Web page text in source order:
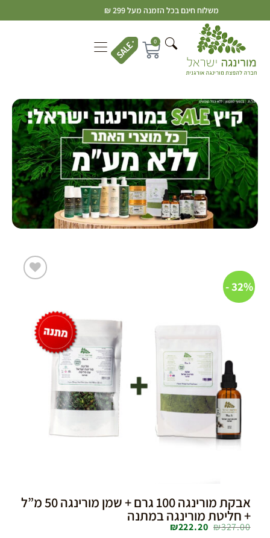
משלוח חינם בכל הזמנה מעל 299 ₪
0
32% -
32% -
אבקת מורינגה 100 גרם + שמן מורינגה 50 מ”ל
+ חליטת מורינגה במתנה
₪327.00
₪222.20